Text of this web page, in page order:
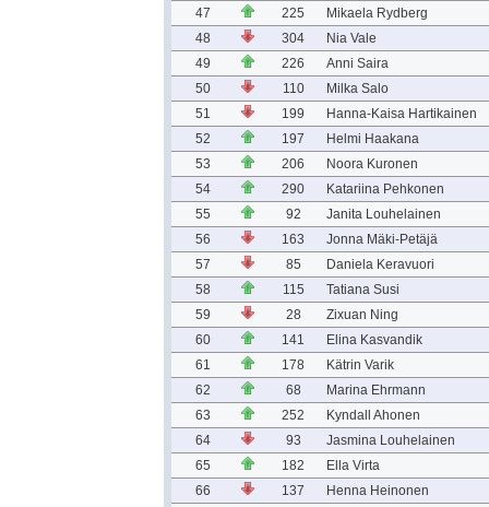
47
225
Mikaela Rydberg
48
304
Nia Vale
49
226
Anni Saira
50
110
Milka Salo
51
199
Hanna-Kaisa Hartikainen
52
197
Helmi Haakana
53
206
Noora Kuronen
54
290
Katariina Pehkonen
55
92
Janita Louhelainen
56
163
Jonna Mäki-Petäjä
57
85
Daniela Keravuori
58
115
Tatiana Susi
59
28
Zixuan Ning
60
141
Elina Kasvandik
61
178
Kätrin Varik
62
68
Marina Ehrmann
63
252
Kyndall Ahonen
64
93
Jasmina Louhelainen
65
182
Ella Virta
66
137 Henna Heinonen